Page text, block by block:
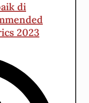
di
2023